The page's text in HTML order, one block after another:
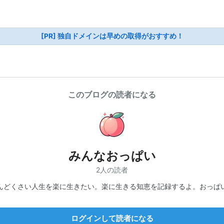
[PR] 独自ドメインは早めの取得がおすすめ！
このブログの読者になる
みんなおっぱい
2人の読者
どくさい人生を楽に生きたい。楽に生きる知恵を記録するよ。おっぱ
ログインして読者になる